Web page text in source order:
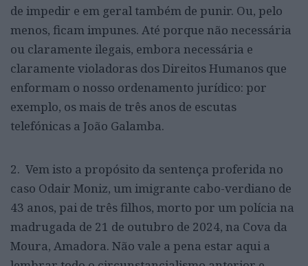
de impedir e em geral também de punir. Ou, pelo
menos, ficam impunes. Até porque não necessária
ou claramente ilegais, embora necessária e
claramente violadoras dos Direitos Humanos que
enformam o nosso ordenamento jurídico: por
exemplo, os mais de três anos de escutas
telefónicas a João Galamba.
2. Vem isto a propósito da sentença proferida no
caso Odair Moniz, um imigrante cabo-verdiano de
43 anos, pai de três filhos, morto por um polícia na
madrugada de 21 de outubro de 2024, na Cova da
Moura, Amadora. Não vale a pena estar aqui a